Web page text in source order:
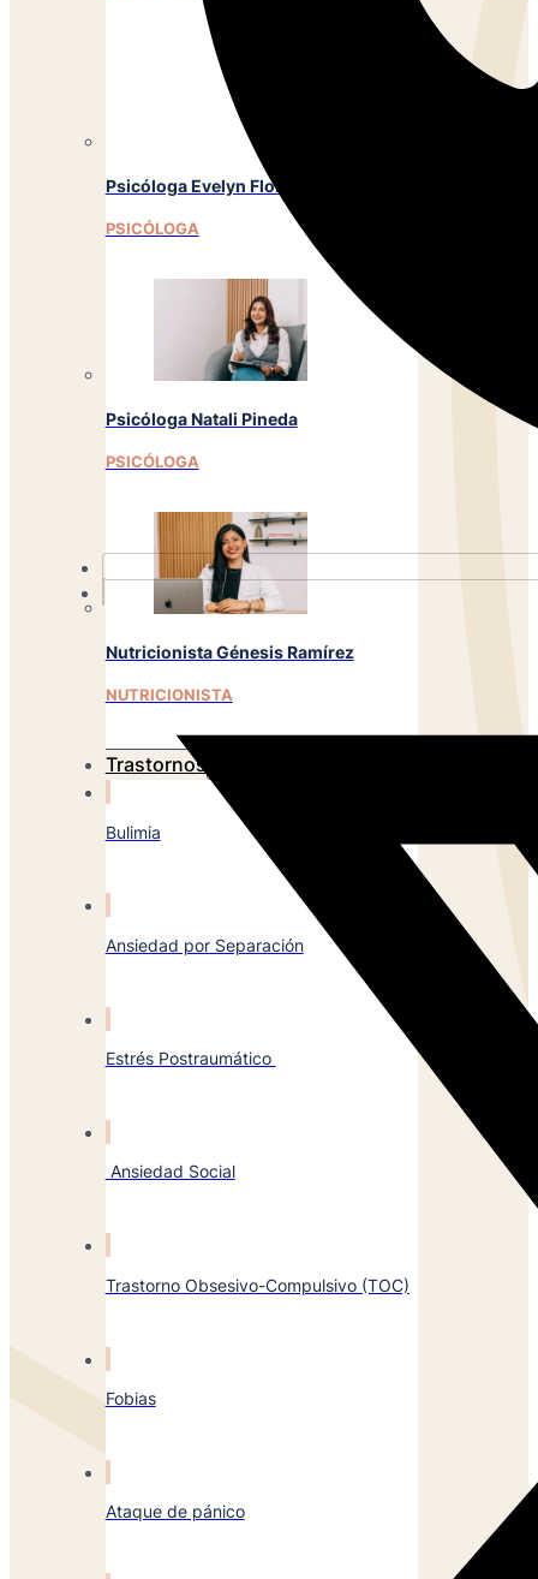
Psicóloga Evelyn Flores
PSICÓLOGA
Psicóloga Natali Pineda
PSICÓLOGA
Nutricionista Génesis Ramírez
NUTRICIONISTA
Trastornos
Bulimia
Ansiedad por Separación
Estrés Postraumático
Ansiedad Social
Trastorno Obsesivo-Compulsivo (TOC)
Fobias
Ataque de pánico